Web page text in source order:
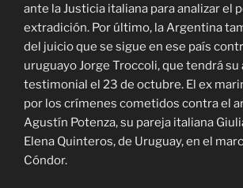
ante la Justicia italiana para analizar el
extradición. Por último, la Argentina
del juicio que se sigue en ese país
uruguayo Jorge Troccoli, que tendrá su
testimonial el 23 de octubre. El ex
por los crímenes cometidos contra el
Agustín Potenza, su pareja italiana
Elena Quinteros, de Uruguay, en el
Cóndor.